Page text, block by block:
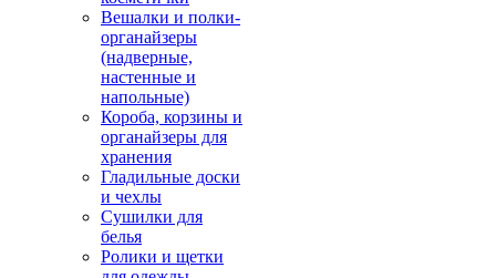
Вешалки и полки-
органайзеры
(надверные,
настенные и
напольные)
Короба, корзины и
органайзеры для
хранения
Гладильные доски
и чехлы
Сушилки для
белья
Ролики и щетки